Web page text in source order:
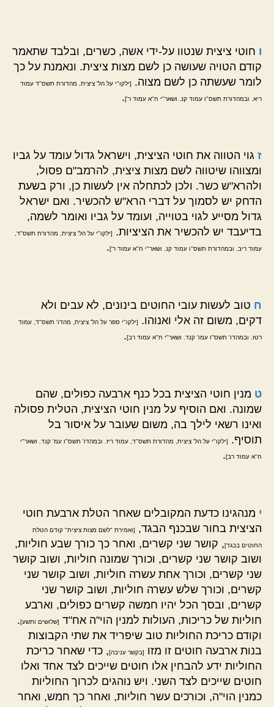
ו חוטי ציצית שנטוו על-ידי אשה, כשרים, ובלבד שתאמר
קודם הטויה שעושה כן לשם מצות ציצית. ונאמנת על כך
לומר שעשתה כן לשם מצוה.
[ילקו"י על הל' ציצית, מהדורת תשס"ד עמוד
ריא. ובמהדורת תשס"ו עמוד קנ. ושאר"י ח"א עמוד ר'].
ז גוי הטווה את חוטי הציצית, וישראל גדול עומד על גביו
ומצווהו שיטווה לשם מצות ציצית, להרמב"ם פסול,
ולהרא"ש כשר. ולכן לכתחלה אין לעשות כן, ורק בשעת
הדחק יש לסמוך על דברי הרא"ש להכשיר. ואם ישראל
גדול מסייע לגוי בטוייה, ועומד על גביו ואומר לשמה,
בדיעבד יש להכשיר את הציציות.
[ילקו"י על הל' ציצית, מהדורת תשס"ד,
עמוד ריב. ובמהדורת תשס"ו עמוד קנ. ושאר"י ח"א עמוד ר'].
ח טוב לעשות עובי החוטים בינונים, לא עבים ולא
דקים, משום זה אלי ואנוהו.
[ילקו"י ספר על הל' ציצית, מהדו' תשס"ד, עמוד
רטז. ובמהדו' תשס"ו עמו' קנד. ושאר"י ח"א עמוד רב].
ט מנין חוטי הציצית בכל כנף ארבעה כפולים, שהם
שמונה. ואם הוסיף על מנין חוטי הציצית, הטלית פסולה
ואינו רשאי לילך בה, משום שעובר על איסור בל
תוסיף.
[ילקו"י על הל' ציצית, מהדורת תשס"ד, עמוד ריז. ובמהדו' תשס"ו עמ' קנד. ושאר"י
ח"א עמוד רב].
י מנהגינו כדעת המקובלים שאחר הטלת ארבעת חוטי
הציצית בחור שבכנף הבגד,
[ואמירת "לשם מצות ציצית" קודם הטלת
החוטים בבגד], קושר שני קשרים, ואחר כך כורך שבע חוליות,
ושוב קושר שני קשרים, וכורך שמונה חוליות, ושוב קושר
שני קשרים, וכורך אחת עשרה חוליות, ושוב קושר שני
קשרים, וכורך שלש עשרה חוליות, ושוב קושר שני
קשרים, ובסך הכל יהיו חמשה קשרים כפולים, וארבע
חוליות של כריכות, העולות למנין הוי"ה אח"ד [שלושים ותשע].
וקודם כריכת החוליות טוב שיפריד את שתי הקבוצות
בנות ארבעה חוטים זו מזו
[בקשר עניבה], כדי שאחר כריכת
החוליות ידע להבחין אלו חוטים שייכים לצד אחד ואלו
חוטים שייכים לצד השני. ויש נוהגים לכרוך החוליות
כמנין הוי"ה, וכורכים עשר חוליות, ואחר כך חמש, ואחר